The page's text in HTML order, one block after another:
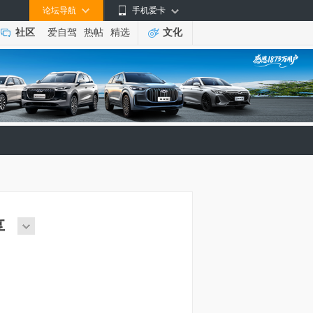
手机爱卡
论坛导航
社区 爱自驾 热帖 精选 文化